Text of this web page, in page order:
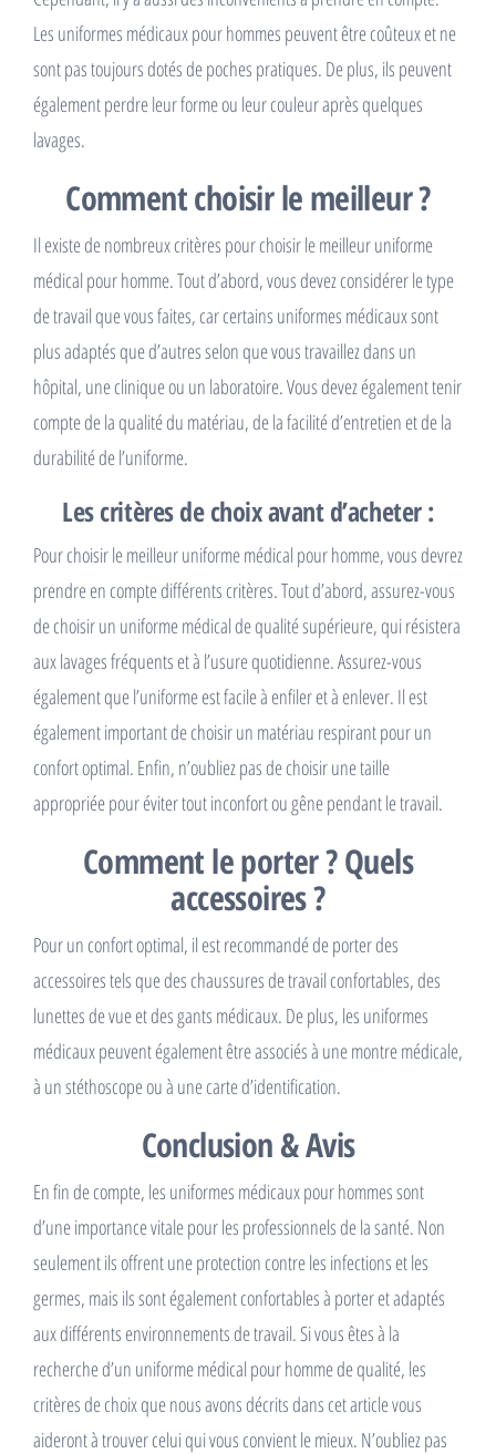
Les uniformes médicaux pour hommes peuvent être coûteux et ne
sont pas toujours dotés de poches pratiques. De plus, ils peuvent
également perdre leur forme ou leur couleur après quelques
lavages.
Comment choisir le meilleur ?
Il existe de nombreux critères pour choisir le meilleur uniforme
médical pour homme. Tout d’abord, vous devez considérer le type
de travail que vous faites, car certains uniformes médicaux sont
plus adaptés que d’autres selon que vous travaillez dans un
hôpital, une clinique ou un laboratoire. Vous devez également tenir
compte de la qualité du matériau, de la facilité d’entretien et de la
durabilité de l’uniforme.
Les critères de choix avant d’acheter :
Pour choisir le meilleur uniforme médical pour homme, vous devrez
prendre en compte différents critères. Tout d’abord, assurez-vous
de choisir un uniforme médical de qualité supérieure, qui résistera
aux lavages fréquents et à l’usure quotidienne. Assurez-vous
également que l’uniforme est facile à enfiler et à enlever. Il est
également important de choisir un matériau respirant pour un
confort optimal. Enfin, n’oubliez pas de choisir une taille
appropriée pour éviter tout inconfort ou gêne pendant le travail.
Comment le porter ? Quels
accessoires ?
Pour un confort optimal, il est recommandé de porter des
accessoires tels que des chaussures de travail confortables, des
lunettes de vue et des gants médicaux. De plus, les uniformes
médicaux peuvent également être associés à une montre médicale,
à un stéthoscope ou à une carte d’identification.
Conclusion & Avis
En fin de compte, les uniformes médicaux pour hommes sont
d’une importance vitale pour les professionnels de la santé. Non
seulement ils offrent une protection contre les infections et les
germes, mais ils sont également confortables à porter et adaptés
aux différents environnements de travail. Si vous êtes à la
recherche d’un uniforme médical pour homme de qualité, les
critères de choix que nous avons décrits dans cet article vous
aideront à trouver celui qui vous convient le mieux. N’oubliez pas